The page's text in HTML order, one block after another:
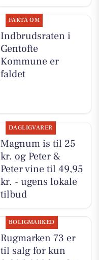
FAKTA OM
Indbrudsraten i
Gentofte
Kommune er
faldet
DAGLIGVARER
Magnum is til 25
kr. og Peter &
Peter vine til 49,95
kr. - ugens lokale
tilbud
BOLIGMARKED
Rugmarken 73 er
til salg for kun